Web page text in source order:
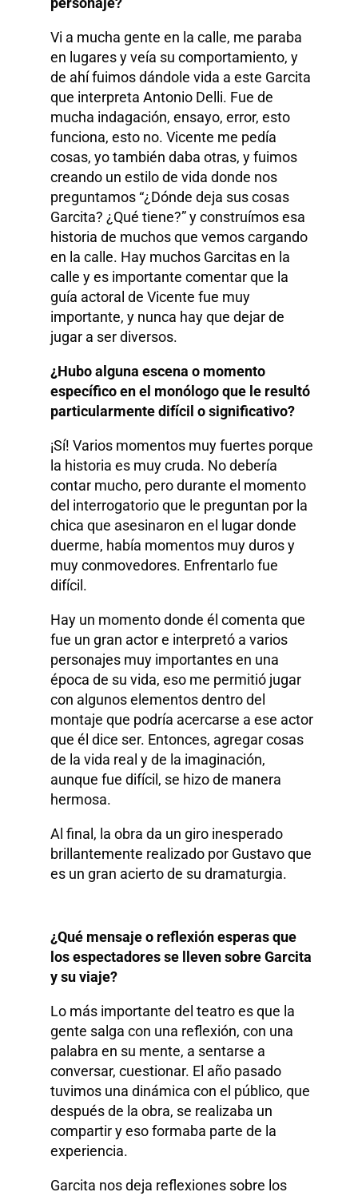
Vi a mucha gente en la calle, me paraba
en lugares y veía su comportamiento, y
de ahí fuimos dándole vida a este Garcita
que interpreta Antonio Delli. Fue de
mucha indagación, ensayo, error, esto
funciona, esto no. Vicente me pedía
cosas, yo también daba otras, y fuimos
creando un estilo de vida donde nos
preguntamos “¿Dónde deja sus cosas
Garcita? ¿Qué tiene?” y construímos esa
historia de muchos que vemos cargando
en la calle. Hay muchos Garcitas en la
calle y es importante comentar que la
guía actoral de Vicente fue muy
importante, y nunca hay que dejar de
jugar a ser diversos.
¿Hubo alguna escena o momento
específico en el monólogo que le resultó
particularmente difícil o significativo?
¡Sí! Varios momentos muy fuertes porque
la historia es muy cruda. No debería
contar mucho, pero durante el momento
del interrogatorio que le preguntan por la
chica que asesinaron en el lugar donde
duerme, había momentos muy duros y
muy conmovedores. Enfrentarlo fue
difícil.
Hay un momento donde él comenta que
fue un gran actor e interpretó a varios
personajes muy importantes en una
época de su vida, eso me permitió jugar
con algunos elementos dentro del
montaje que podría acercarse a ese actor
que él dice ser. Entonces, agregar cosas
de la vida real y de la imaginación,
aunque fue difícil, se hizo de manera
hermosa.
Al final, la obra da un giro inesperado
brillantemente realizado por Gustavo que
es un gran acierto de su dramaturgia.
¿Qué mensaje o reflexión esperas que
los espectadores se lleven sobre Garcita
y su viaje?
Lo más importante del teatro es que la
gente salga con una reflexión, con una
palabra en su mente, a sentarse a
conversar, cuestionar. El año pasado
tuvimos una dinámica con el público, que
después de la obra, se realizaba un
compartir y eso formaba parte de la
experiencia.
Garcita nos deja reflexiones sobre los